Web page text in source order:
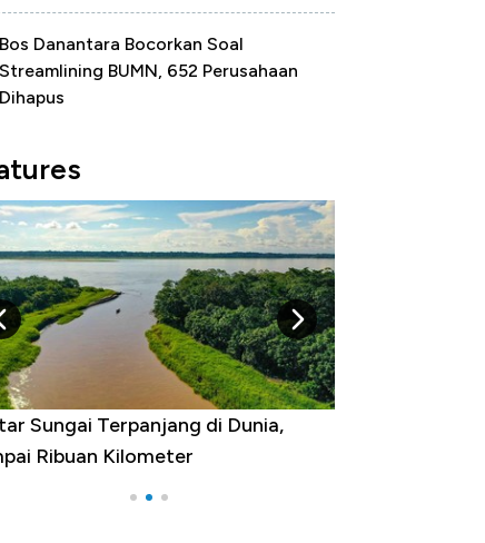
Bos Danantara Bocorkan Soal
Streamlining BUMN, 652 Perusahaan
Dihapus
di Dunia,
Negara yang Warganya Sering
Melancong Luar Negeri, RI ke